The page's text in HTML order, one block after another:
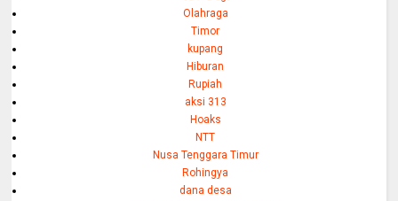
Olahraga
Timor
kupang
Hiburan
Rupiah
aksi 313
Hoaks
NTT
Nusa Tenggara Timur
Rohingya
dana desa